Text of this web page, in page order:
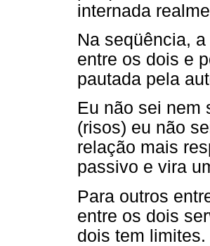
internada
Na seqüência,
entre os dois e
pautada pela
Eu não sei nem
(risos) eu não
relação mais
passivo e vira
Para outros
entre os dois
dois tem limites.